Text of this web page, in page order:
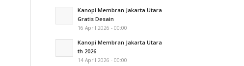
Kanopi Membran Jakarta Utara
Gratis Desain
16 April 2026 - 00:00
Kanopi Membran Jakarta Utara
th 2026
14 April 2026 - 00:00